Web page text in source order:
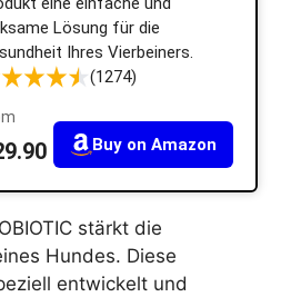
Lösung für die
Ihres Vierbeiners.
(1274)
Buy on Amazon
stärkt die
Hundes. Diese
entwickelt und